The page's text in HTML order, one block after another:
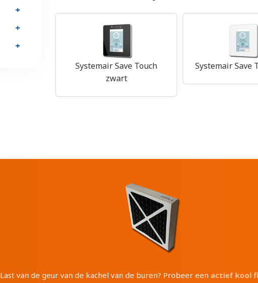
Systemair Save Touch
zwart
Systemair Save
Last van de geur van de kachel van de buren? Probeer een actief kool